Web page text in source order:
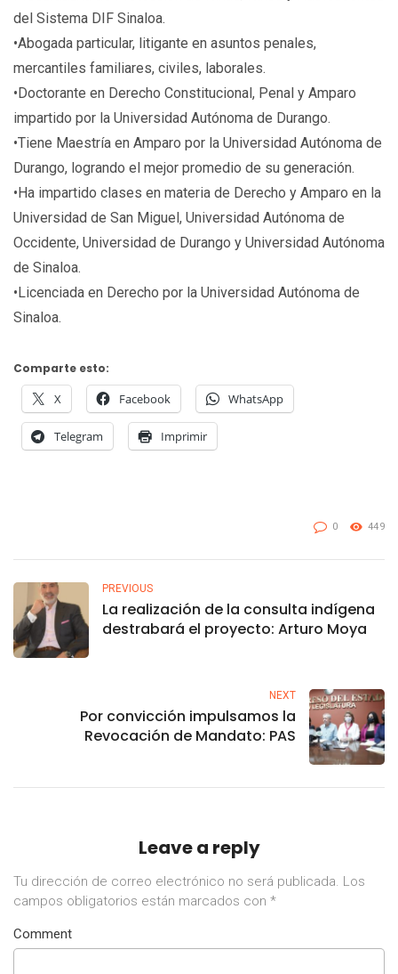
del Sistema DIF Sinaloa.
•Abogada particular, litigante en asuntos penales,
mercantiles familiares, civiles, laborales.
•Doctorante en Derecho Constitucional, Penal y Amparo
impartido por la Universidad Autónoma de Durango.
•Tiene Maestría en Amparo por la Universidad Autónoma de
Durango, logrando el mejor promedio de su generación.
•Ha impartido clases en materia de Derecho y Amparo en la
Universidad de San Miguel, Universidad Autónoma de
Occidente, Universidad de Durango y Universidad Autónoma
de Sinaloa.
•Licenciada en Derecho por la Universidad Autónoma de
Sinaloa.
Comparte esto:
X Facebook WhatsApp
Telegram Imprimir
0 449
PREVIOUS
La realización de la consulta indígena
destrabará el proyecto: Arturo Moya
NEXT
Por convicción impulsamos la
Revocación de Mandato: PAS
Leave a reply
Tu dirección de correo electrónico no será publicada. Los
campos obligatorios están marcados con *
Comment